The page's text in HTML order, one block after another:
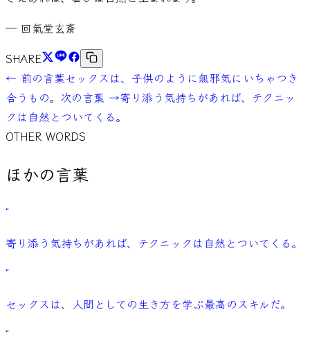
― 回氣堂玄斎
SHARE
← 前の言葉セックスは、子供のように無邪気にいちゃつき
合うもの。 次の言葉 →寄り添う気持ちがあれば、テクニッ
クは自然とついてくる。
OTHER WORDS
ほかの言葉
“
寄り添う気持ちがあれば、テクニックは自然とついてくる。
“
セックスは、人間としての生き方を学ぶ最高のスキルだ。
“